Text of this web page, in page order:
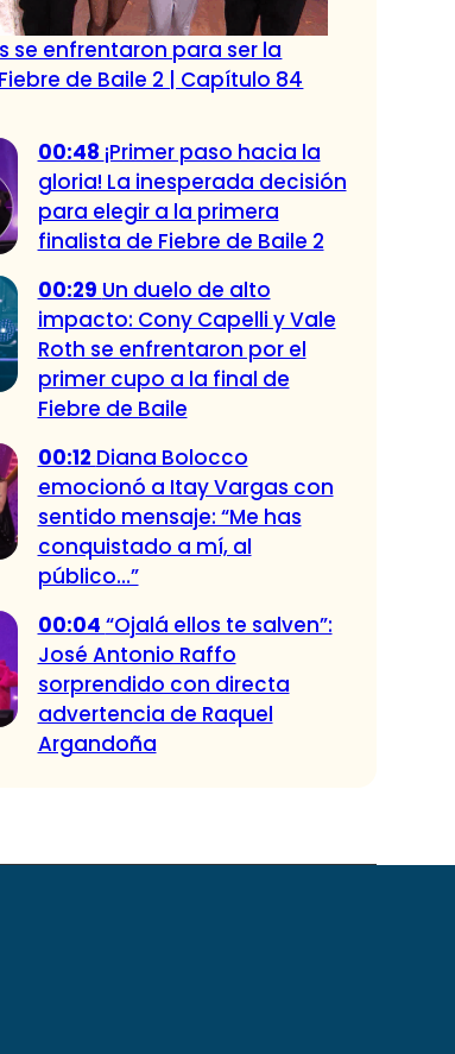
se enfrentaron para ser la
de Baile 2 | Capítulo 84
00:48 ¡Primer paso hacia la
gloria! La inesperada decisión
para elegir a la primera
finalista de Fiebre de Baile 2
00:29 Un duelo de alto
impacto: Cony Capelli y Vale
Roth se enfrentaron por el
primer cupo a la final de
Fiebre de Baile
00:12 Diana Bolocco
emocionó a Itay Vargas con
sentido mensaje: “Me has
conquistado a mí, al
público…”
00:04 “Ojalá ellos te salven”:
José Antonio Raffo
sorprendido con directa
advertencia de Raquel
Argandoña